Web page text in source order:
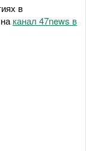
в
канал 47news в